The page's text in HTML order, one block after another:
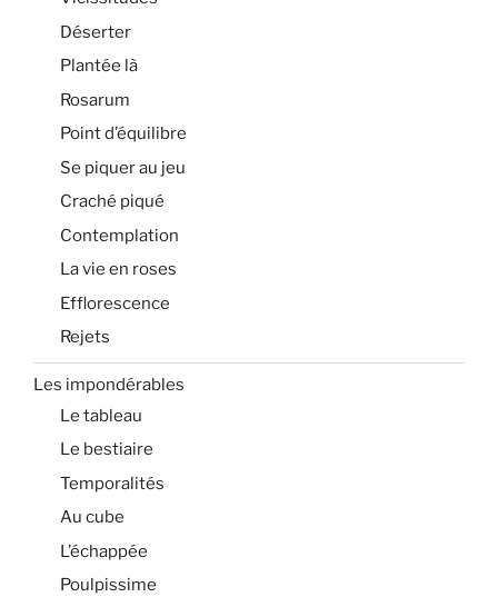
Déserter
Plantée là
Rosarum
Point d’équilibre
Se piquer au jeu
Craché piqué
Contemplation
La vie en roses
Efflorescence
Rejets
Les impondérables
Le tableau
Le bestiaire
Temporalités
Au cube
L’échappée
Poulpissime